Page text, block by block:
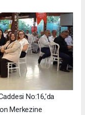
No:16,’da
Merkezine